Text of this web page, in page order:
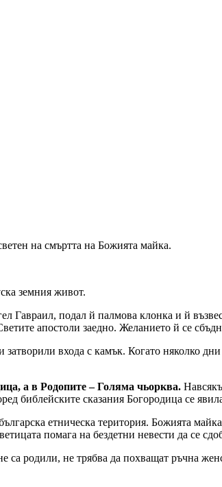
на смъртта на Божията майка.
земния живот.
Гавраил, подал й палмова клонка и й
апостоли заедно. Желанието й се
входа с камък. Когато няколко
а в Родопите – Голяма чьорква.
библейските сказания Богородица се
етническа територия. Божията
помага на бездетни невести да се
родили, не трябва да похващат ръчна